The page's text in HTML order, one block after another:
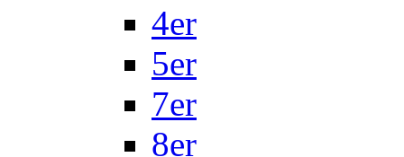
4er
5er
7er
8er